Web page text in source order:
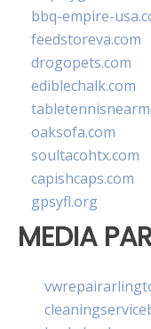
bbq-empire-
feedstoreva.com
drogopets.com
ediblechalk.com
oaksofa.com
soultacohtx.com
capishcaps.com
gpsyfl.org
MEDIA